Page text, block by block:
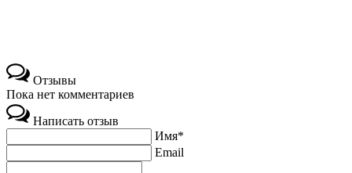
Отзывы
Пока нет комментариев
Написать отзыв
Имя*
Email